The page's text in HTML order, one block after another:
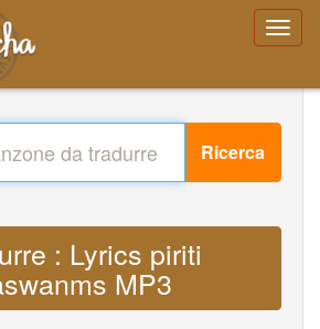
Ricerca
: Lyrics piriti
MP3